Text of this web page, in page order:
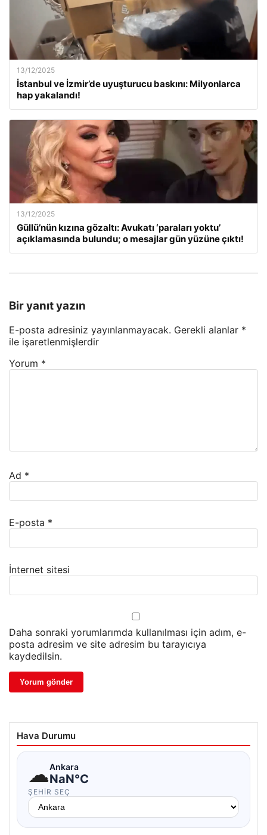
13/12/2025
İstanbul ve İzmir’de uyuşturucu baskını: Milyonlarca
hap yakalandı!
13/12/2025
Güllü’nün kızına gözaltı: Avukatı ‘paraları yoktu’
açıklamasında bulundu; o mesajlar gün yüzüne çıktı!
Bir yanıt yazın
E-posta adresiniz yayınlanmayacak. Gerekli alanlar *
ile işaretlenmişlerdir
Yorum *
Ad *
E-posta *
İnternet sitesi
Daha sonraki yorumlarımda kullanılması için adım, e-
posta adresim ve site adresim bu tarayıcıya
kaydedilsin.
Hava Durumu
☁Ankara
NaN°C
ŞEHIR SEÇ